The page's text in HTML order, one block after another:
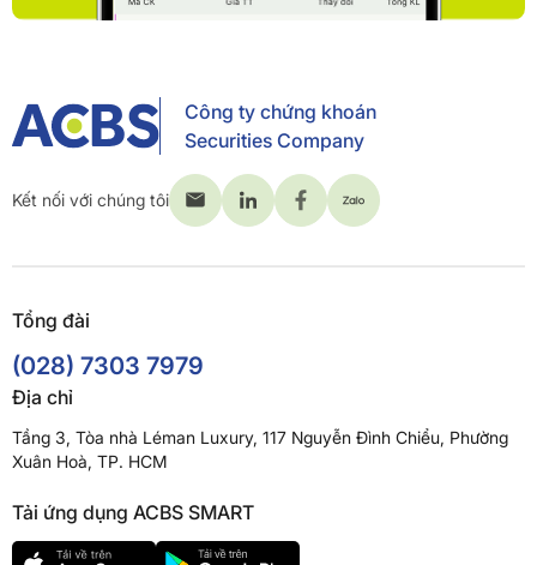
Công ty chứng khoán
Securities Company
Kết nối với chúng tôi
Tổng đài
(028) 7303 7979
Địa chỉ
Tầng 3, Tòa nhà Léman Luxury, 117 Nguyễn Đình Chiểu, Phường
Xuân Hoà, TP. HCM
Tải ứng dụng ACBS SMART